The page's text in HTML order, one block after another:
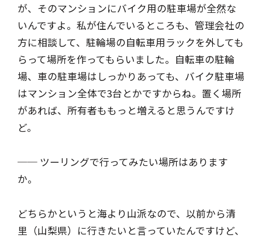
が、そのマンションにバイク用の駐車場が全然な
いんですよ。私が住んでいるところも、管理会社の
方に相談して、駐輪場の自転車用ラックを外しても
らって場所を作ってもらいました。自転車の駐輪
場、車の駐車場はしっかりあっても、バイク駐車場
はマンション全体で3台とかですからね。置く場所
があれば、所有者ももっと増えると思うんですけ
ど。
── ツーリングで行ってみたい場所はあります
か。
どちらかというと海より山派なので、以前から清
里（山梨県）に行きたいと言っていたんですけど、